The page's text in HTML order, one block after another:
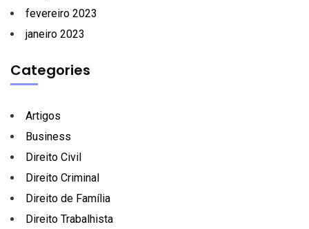
fevereiro 2023
janeiro 2023
Categories
Artigos
Business
Direito Civil
Direito Criminal
Direito de Família
Direito Trabalhista